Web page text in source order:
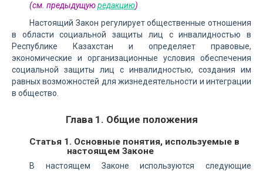
(см. предыдущуюредакцию)
Настоящий Закон регулирует общественные отношения
в области социальной защиты лиц с инвалидностью в
Республике Казахстан и определяет правовые,
экономические и организационные условия обеспечения
социальной защиты лиц с инвалидностью, создания им
равных возможностей для жизнедеятельности и интеграции
в общество.
Глава 1. Общие положения
Статья 1. Основные понятия, используемые в
настоящем Законе
В настоящем Законе используются следующие